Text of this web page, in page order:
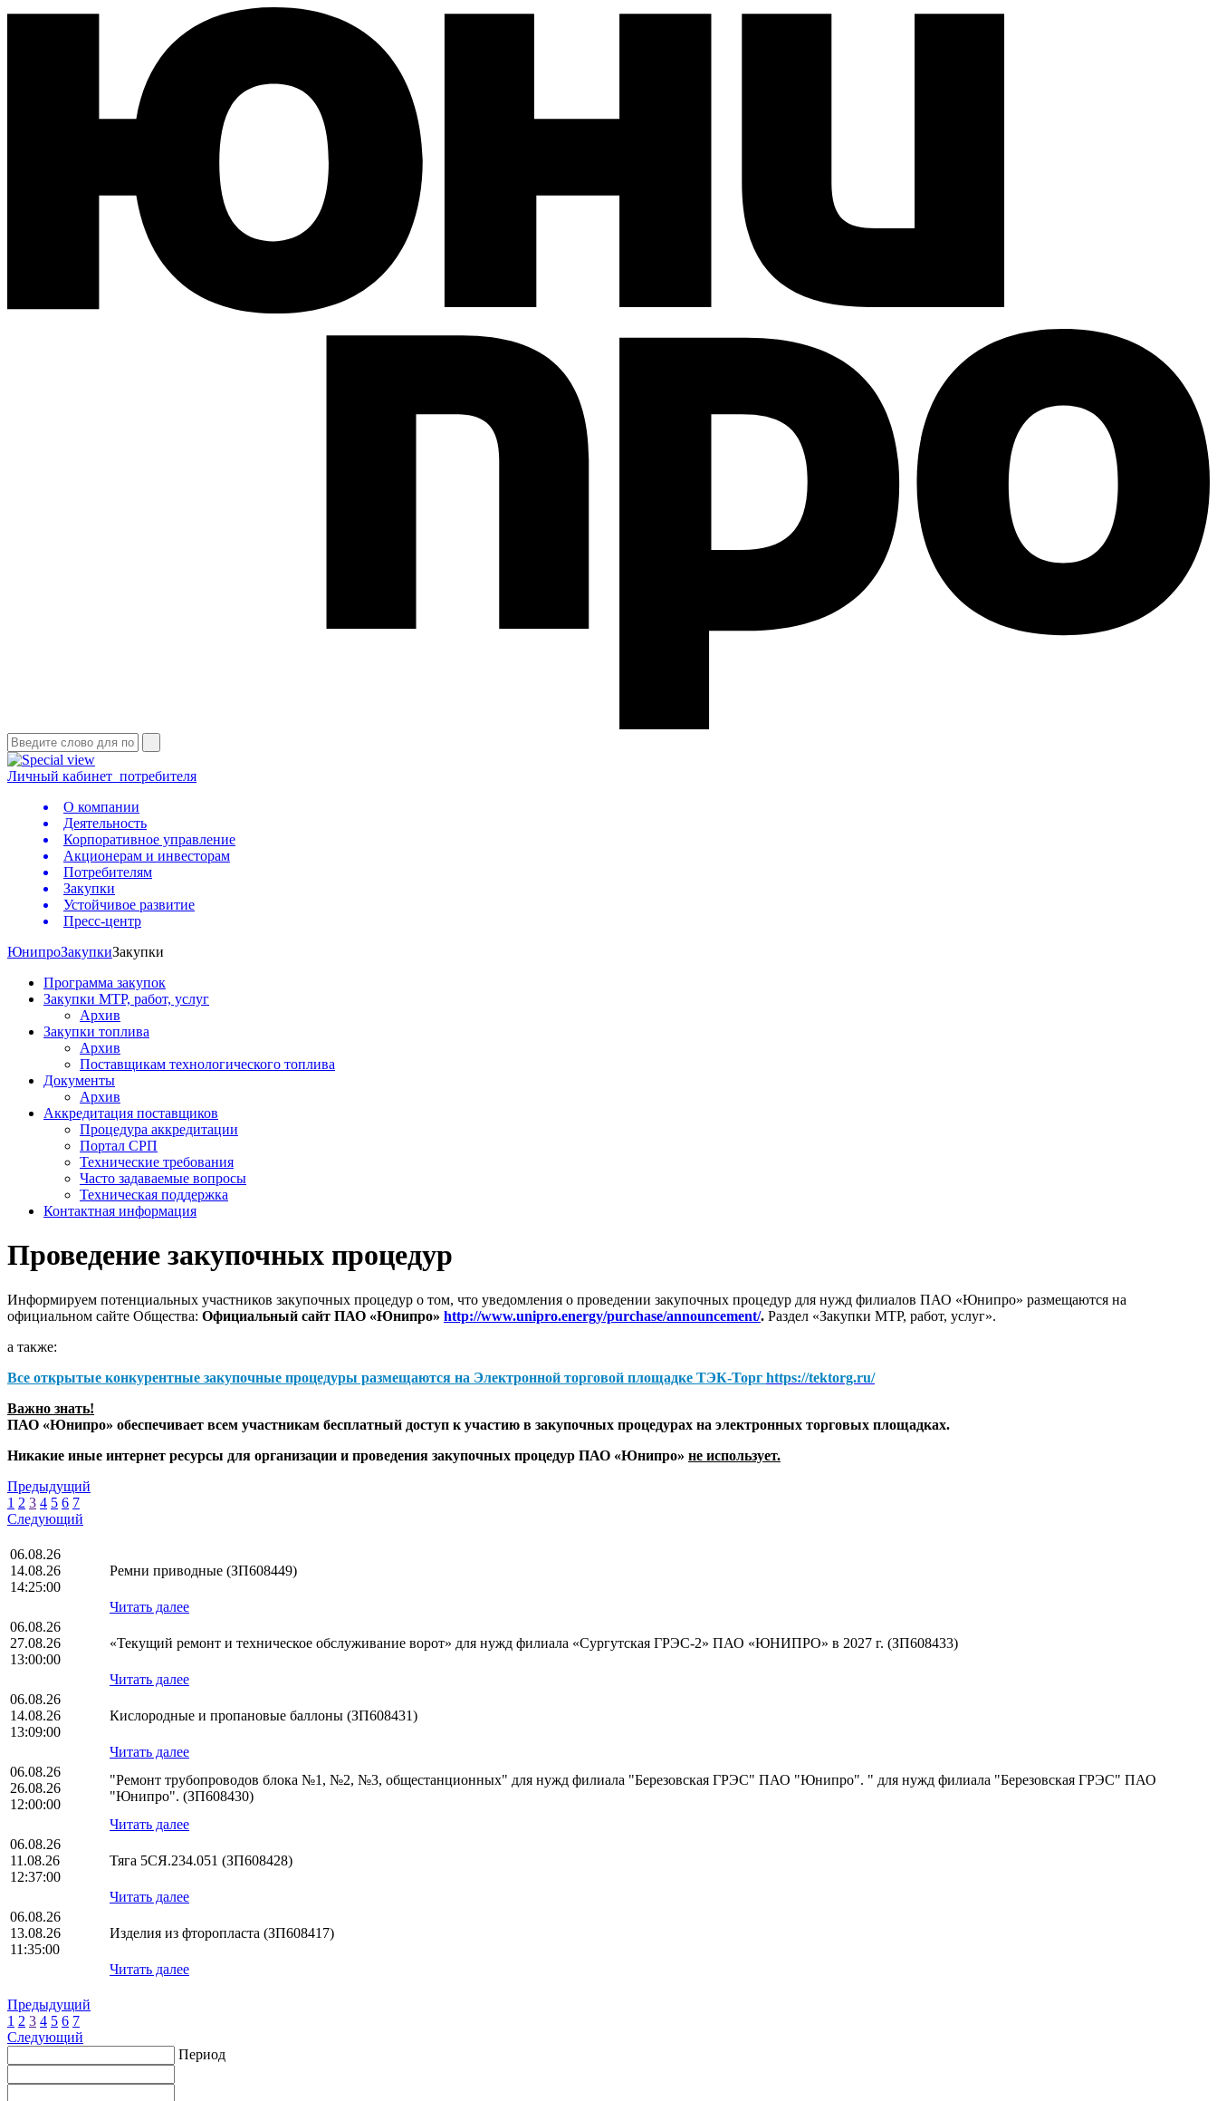
Личный кабинет потребителя
О компании
Деятельность
Корпоративное управление
Акционерам и инвесторам
Потребителям
Закупки
Устойчивое развитие
Пресс-центр
ЮнипроЗакупкиЗакупки
Программа закупок
Закупки МТР, работ, услуг
Архив
Закупки топлива
Архив
Поставщикам технологического топлива
Документы
Архив
Аккредитация поставщиков
Процедура аккредитации
Портал СРП
Технические требования
Часто задаваемые вопросы
Техническая поддержка
Контактная информация
Проведение закупочных процедур
Информируем потенциальных участников закупочных процедур о том, что уведомления о проведении закупочных процедур для нужд филиалов ПАО «Юнипро» размещаются на
официальном сайте Общества: Официальный сайт ПАО «Юнипро» http://www.unipro.energy/purchase/announcement/. Раздел «Закупки МТР, работ, услуг».
а также:
Все открытые конкурентные закупочные процедуры размещаются на Электронной торговой площадке ТЭК-Торг https://tektorg.ru/
Важно знать!
ПАО «Юнипро» обеспечивает всем участникам бесплатный доступ к участию в закупочных процедурах на электронных торговых площадках.
Никакие иные интернет ресурсы для организации и проведения закупочных процедур ПАО «Юнипро» не использует.
Предыдущий
1 2 3 4 5 6 7
Следующий
06.08.26
14.08.26
14:25:00
Ремни приводные (ЗП608449)
Читать далее
06.08.26
27.08.26
13:00:00
«Текущий ремонт и техническое обслуживание ворот» для нужд филиала «Сургутская ГРЭС-2» ПАО «ЮНИПРО» в 2027 г. (ЗП608433)
Читать далее
06.08.26
14.08.26
13:09:00
Кислородные и пропановые баллоны (ЗП608431)
Читать далее
06.08.26
26.08.26
12:00:00
"Ремонт трубопроводов блока №1, №2, №3, общестанционных" для нужд филиала "Березовская ГРЭС" ПАО "Юнипро". " для нужд филиала "Березовская ГРЭС" ПАО
"Юнипро". (ЗП608430)
Читать далее
06.08.26
11.08.26
12:37:00
Тяга 5СЯ.234.051 (ЗП608428)
Читать далее
06.08.26
13.08.26
11:35:00
Изделия из фторопласта (ЗП608417)
Читать далее
Предыдущий
1 2 3 4 5 6 7
Следующий
Период